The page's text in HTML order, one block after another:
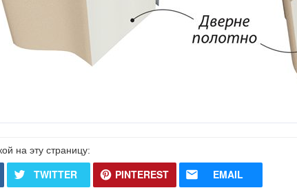
на эту страницу:
TWITTER PINTEREST EMAIL